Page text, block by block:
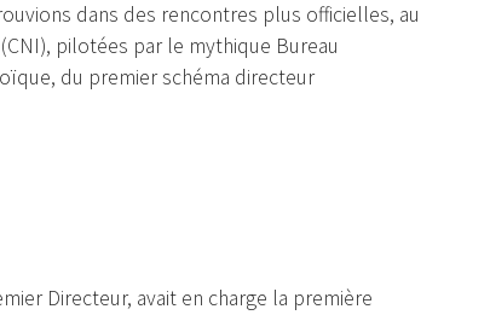
dans des rencontres plus officielles, au
pilotées par le mythique Bureau
du premier schéma directeur
Directeur, avait en charge la première